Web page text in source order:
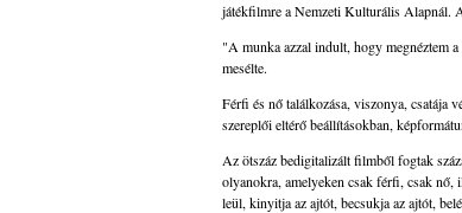
játékfilmre a Nemzeti Kulturális Alapnál.
"A munka azzal indult, hogy megnéztem
mesélte.
Férfi és nő találkozása, viszonya, csatája
szereplői eltérő beállításokban,
Az ötszáz bedigitalizált filmből fogtak
olyanokra, amelyeken csak férfi, csak
leül, kinyitja az ajtót, becsukja az ajtót,